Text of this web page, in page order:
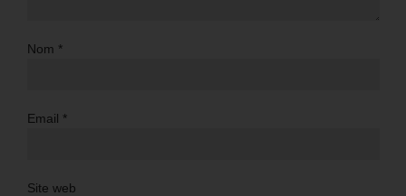
Nom *
Email *
Site web